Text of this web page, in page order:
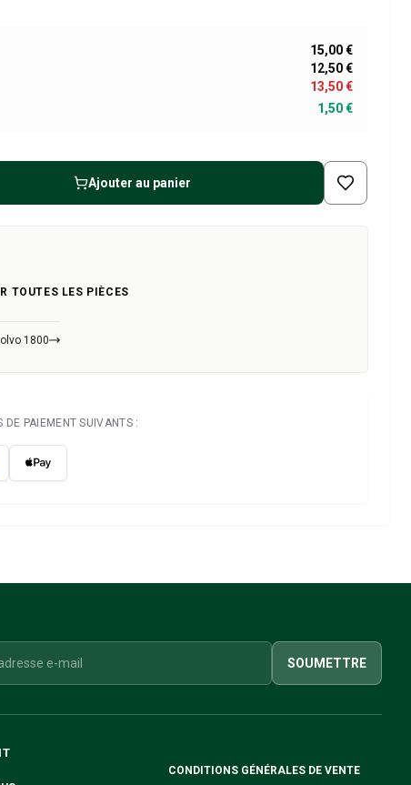
15,00 €
12,50 €
13,50 €
1,50 €
Ajouter au panier
TOUTES LES PIÈCES
1800
DE PAIEMENT SUIVANTS :
SOUMETTRE
CONDITIONS GÉNÉRALES DE VENTE